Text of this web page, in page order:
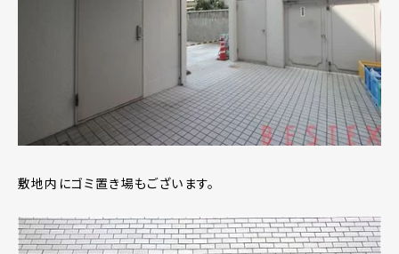
敷地内にゴミ置き場もございます。